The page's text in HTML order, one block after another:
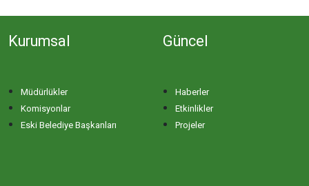
Kurumsal
Müdürlükler
Komisyonlar
Eski Belediye Başkanları
Güncel
Haberler
Etkinlikler
Projeler